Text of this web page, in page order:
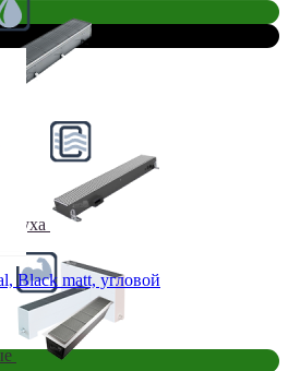
Black matt, угловой